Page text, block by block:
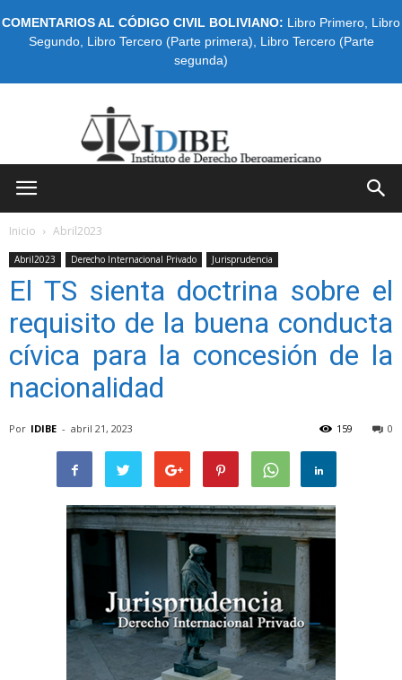
COMENTARIOS AL CÓDIGO CIVIL BOLIVIANO: Libro Primero Libro
Segundo, Libro Tercero (Parte primera)
Libro Tercero (Parte
segunda)
Inicio Abril2023
Abril2023 Derecho Internacional Privado Jurisprudencia
El TS sienta doctrina sobre el
requisito de la buena conducta
cívica para la concesión de la
nacionalidad
Por IDIBE - abril 21, 2023 0
159